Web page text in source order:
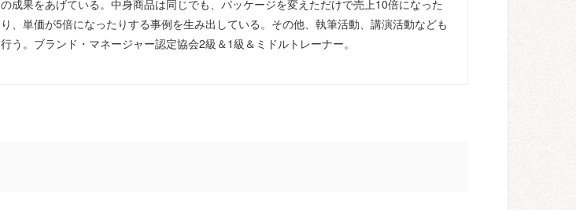
の成果をあげている。中身商品は同じでも、パッケージを変えただけで売上10倍になった
り、単価が5倍になったりする事例を生み出している。その他、執筆活動、講演活動なども
行う。ブランド・マネージャー認定協会2級＆1級＆ミドルトレーナー。